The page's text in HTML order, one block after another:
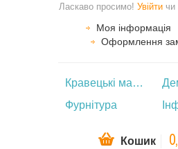
Ласкаво просимо! Увійти чи
Моя інформація
Оформлення
Кравецькі манекени
Фурнітура
Кошик